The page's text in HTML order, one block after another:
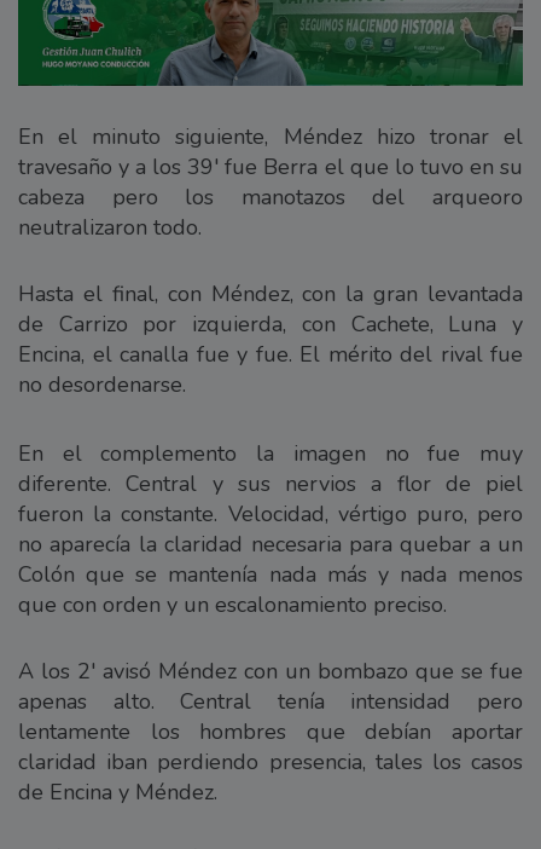
En el minuto siguiente, Méndez hizo tronar el
travesaño y a los 39' fue Berra el que lo tuvo en su
cabeza pero los manotazos del arqueoro
neutralizaron todo.
Hasta el final, con Méndez, con la gran levantada
de Carrizo por izquierda, con Cachete, Luna y
Encina, el canalla fue y fue. El mérito del rival fue
no desordenarse.
En el complemento la imagen no fue muy
diferente. Central y sus nervios a flor de piel
fueron la constante. Velocidad, vértigo puro, pero
no aparecía la claridad necesaria para quebar a un
Colón que se mantenía nada más y nada menos
que con orden y un escalonamiento preciso.
A los 2' avisó Méndez con un bombazo que se fue
apenas alto. Central tenía intensidad pero
lentamente los hombres que debían aportar
claridad iban perdiendo presencia, tales los casos
de Encina y Méndez.